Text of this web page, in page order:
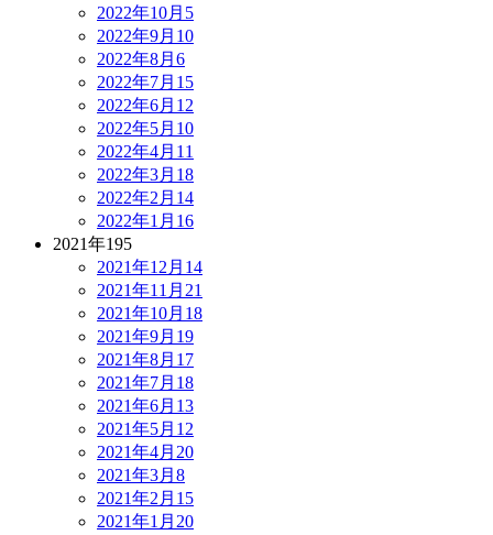
2022年10月 5
2022年9月 10
2022年8月 6
2022年7月 15
2022年6月 12
2022年5月 10
2022年4月 11
2022年3月 18
2022年2月 14
2022年1月 16
2021年195
2021年12月 14
2021年11月 21
2021年10月 18
2021年9月 19
2021年8月 17
2021年7月 18
2021年6月 13
2021年5月 12
2021年4月 20
2021年3月 8
2021年2月 15
2021年1月 20